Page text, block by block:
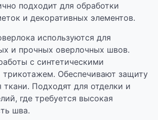
подходит для обработки
и декоративных элементов.
используются для
и прочных оверлочных швов.
с синтетическими
Обеспечивают защиту
ткани. Подходят для отделки и
где требуется высокая
шва.